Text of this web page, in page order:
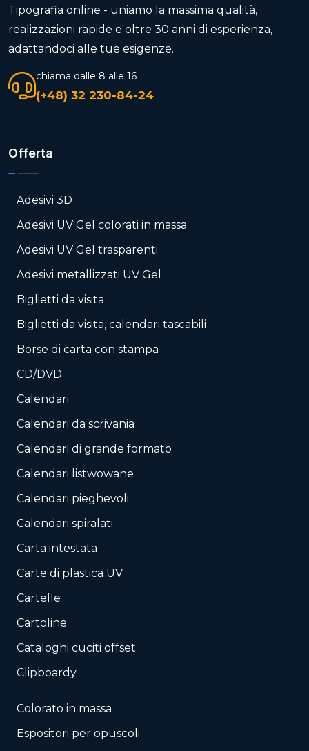
Tipografia online - uniamo la massima qualità,
realizzazioni rapide e oltre 30 anni di esperienza,
adattandoci alle tue esigenze.
chiama dalle 8 alle 16
(+48) 32 230-84-24
Offerta
Adesivi 3D
Adesivi UV Gel colorati in massa
Adesivi UV Gel trasparenti
Adesivi metallizzati UV Gel
Biglietti da visita
Biglietti da visita, calendari tascabili
Borse di carta con stampa
CD/DVD
Calendari
Calendari da scrivania
Calendari di grande formato
Calendari listwowane
Calendari pieghevoli
Calendari spiralati
Carta intestata
Carte di plastica UV
Cartelle
Cartoline
Cataloghi cuciti offset
Clipboardy
Colorato in massa
Espositori per opuscoli